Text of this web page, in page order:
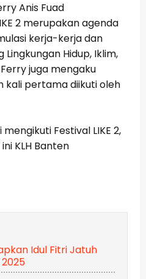
Anis Fuad
2 merupakan agenda
kerja-kerja dan
Hidup, Iklim,
Ferry juga mengaku
kali pertama diikuti oleh
Festival LIKE 2,
KLH Banten
Idul Fitri Jatuh